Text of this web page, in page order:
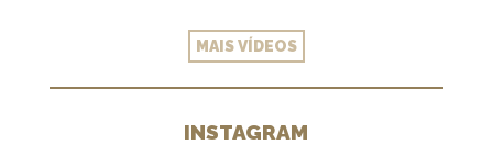
MAIS VÍDEOS
INSTAGRAM